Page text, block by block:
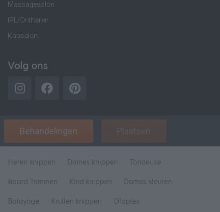
Massagesalon
IPL/Ontharen
Kapsalon
Volg ons
Behandelingen Plaatsen
Heren knippen Dames knippen
Tondeuse
Baard Trimmen
Kind knippen
Dames kleuren
Balayage
Krullen knippen Olaplex